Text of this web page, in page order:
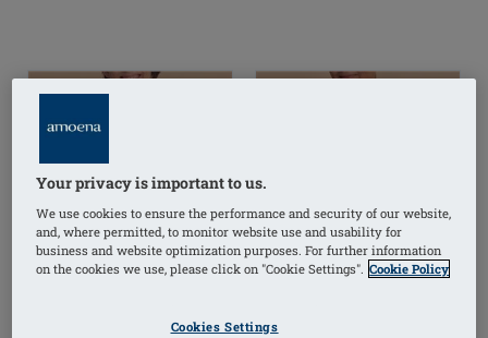
Your privacy is important to us.
We use cookies to ensure the performance and security of our website,
and, where permitted, to monitor website use and usability for
business and website optimization purposes. For further information
on the cookies we use, please click on "Cookie Settings". Cookie Policy
Cookies Settings